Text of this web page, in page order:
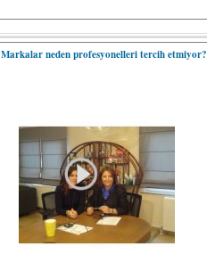
Markalar neden profesyonelleri tercih etmiyor?